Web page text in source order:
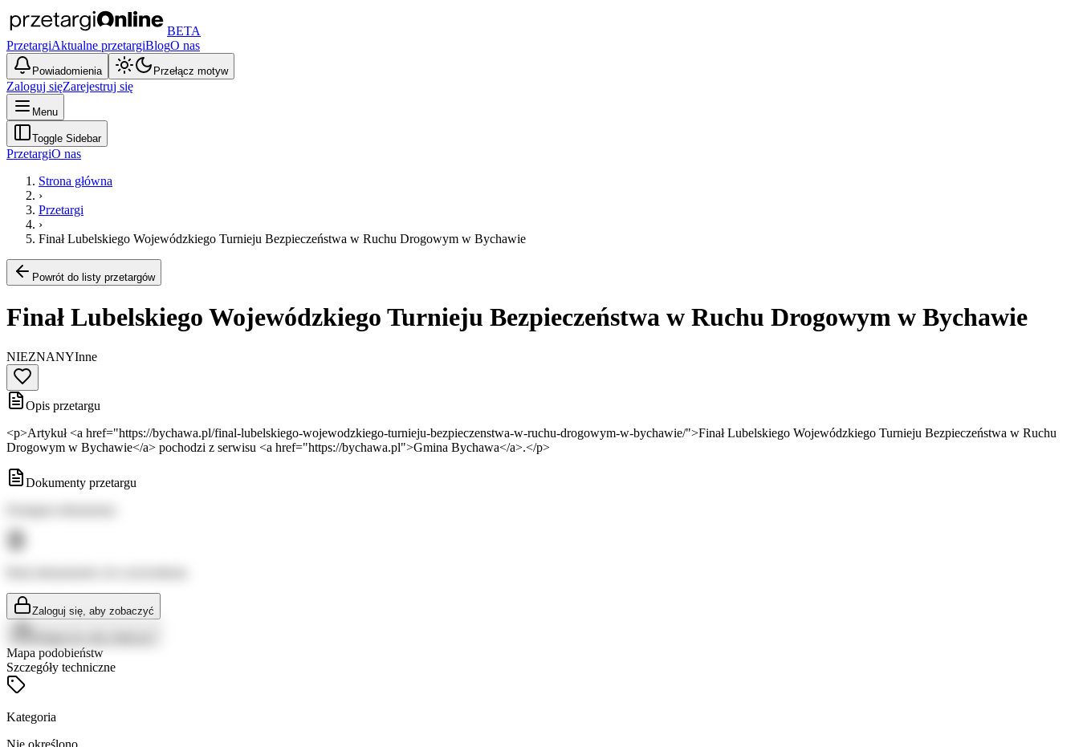
BETA
PrzetargiAktualne przetargiBlogO nas
Powiadomienia Przełącz motyw
Zaloguj sięZarejestruj się
Menu
Toggle Sidebar
PrzetargiO nas
Strona główna
›
Przetargi
›
Finał Lubelskiego Wojewódzkiego Turnieju Bezpieczeństwa w Ruchu Drogowym w Bychawie
Powrót do listy przetargów
Finał Lubelskiego Wojewódzkiego Turnieju Bezpieczeństwa w Ruchu Drogowym w Bychawie
NIEZNANYInne
Opis przetargu
<p>Artykuł <a href="https://bychawa.pl/final-lubelskiego-wojewodzkiego-turnieju-bezpieczenstwa-w-ruchu-drogowym-w-bychawie/">Finał Lubelskiego Wojewódzkiego Turnieju Bezpieczeństwa w Ruchu
Drogowym w Bychawie</a> pochodzi z serwisu <a href="https://bychawa.pl">Gmina Bychawa</a>.</p>
Dokumenty przetargu
Zaloguj się, aby zobaczyć
Mapa podobieństw
Szczegóły techniczne
Kategoria
Nie określono